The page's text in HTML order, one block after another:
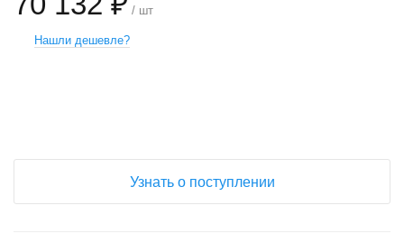
/ шт
Нашли дешевле?
Узнать о поступлении